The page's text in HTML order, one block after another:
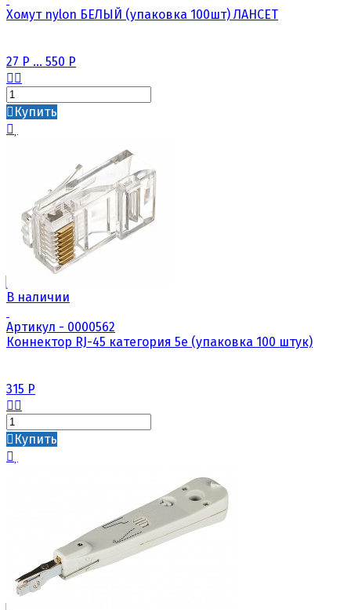
Хомут nylon БЕЛЫЙ (упаковка 100шт) ЛАНСЕТ
27 Р ... 550 Р
Купить
В наличии
Артикул - 0000562
Коннектор RJ-45 категория 5е (упаковка 100 штук)
315 Р
Купить